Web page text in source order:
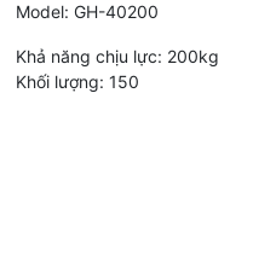
Model: GH-40200
Khả năng chịu lực: 200kg
Khối lượng: 150